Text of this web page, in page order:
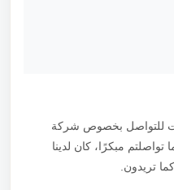
للتواصل بخصوص شركة
مبكرًا، كان لدينا
تريدون.